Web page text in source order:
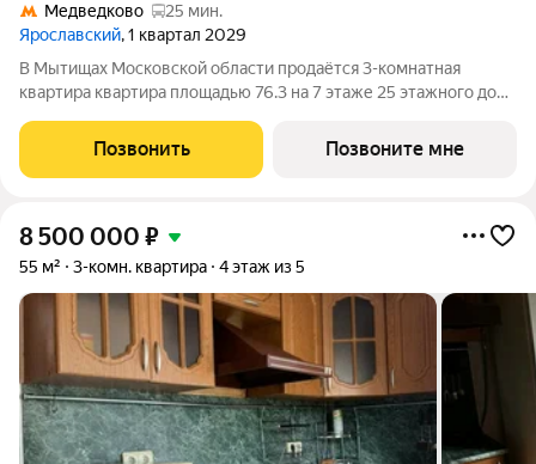
Медведково
25 мин.
Ярославский, 1 квартал 2029
В Мытищах Московской области продаётся 3-комнатная
квартира квартира площадью 76.3 на 7 этаже 25 этажного дома
Удобное расположение 15 минут на общественном транспорте
до платформы Мытищи и 20
Позвонить Позвоните мне
8 500 000 ₽
55 м² 3-комн. квартира 4 этаж из 5